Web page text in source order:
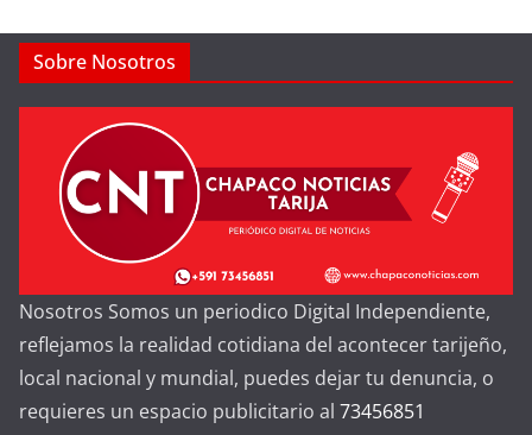
Sobre Nosotros
Nosotros Somos un periodico Digital Independiente,
reflejamos la realidad cotidiana del acontecer tarijeño,
local nacional y mundial, puedes dejar tu denuncia, o
requieres un espacio publicitario al 73456851